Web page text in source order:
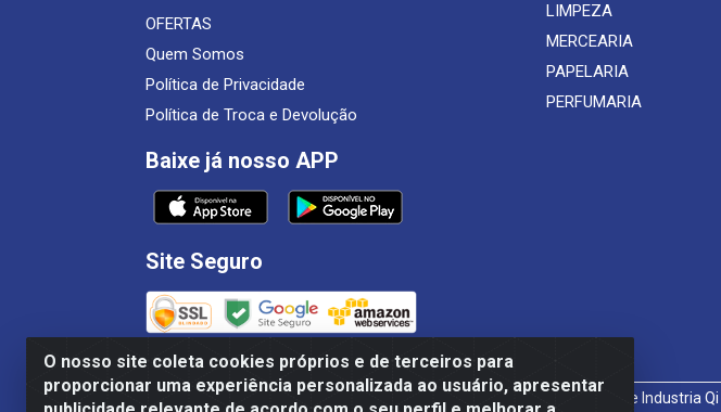
O nosso site coleta cookies próprios e de terceiros para
proporcionar uma experiência personalizada ao usuário, apresentar
OFERTAS
Quem Somos
Política de Privacidade
Política de Troca e Devolução
Baixe já nosso APP
Site Seguro
LIMPEZA
MERCEARIA
PAPELARIA
PERFUMARIA
Estrela Distribuição LTDA - CNPJ 08.691.096/0001-93 - Setor Setor de Industria